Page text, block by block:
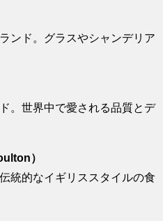
ンド。グラスやシャンデリア
。世界中で愛される品質とデ
）
統的なイギリススタイルの食